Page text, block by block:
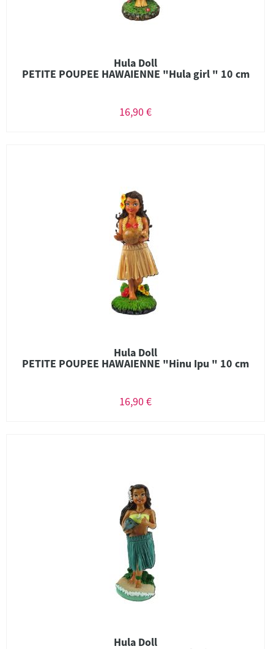
Hula Doll
PETITE POUPEE HAWAIENNE "Hula girl " 10 cm
16,90 €
Hula Doll
PETITE POUPEE HAWAIENNE "Hinu Ipu " 10 cm
16,90 €
Hula Doll